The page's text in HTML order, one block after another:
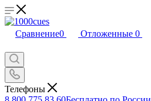
Сравнение0 Отложенные 0
Телефоны